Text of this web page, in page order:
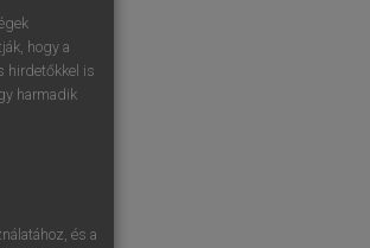
hogy a
hirdetőkkel is
harmadik
és a